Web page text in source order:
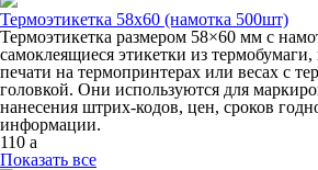
Термоэтикетка 58х60 (намотка 500шт)
Термоэтикетка размером 58×60 мм с
самоклеящиеся этикетки из
печати на термопринтерах или весах с
головкой. Они используются для
нанесения штрих-кодов, цен, сроков
информации.
110 a
Показать все